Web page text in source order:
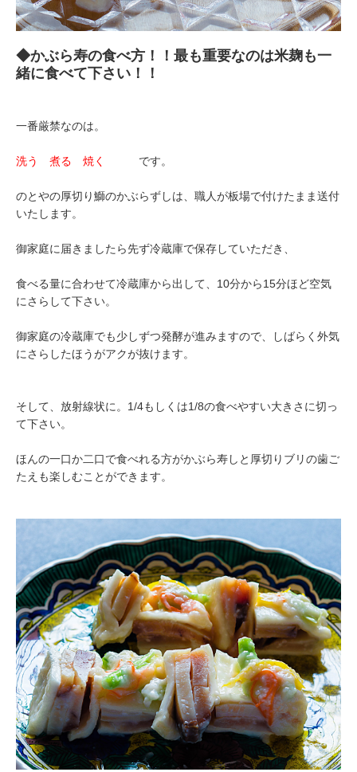
◆かぶら寿の食べ方！！最も重要なのは米麹も一
緒に食べて下さい！！
一番厳禁なのは。
洗う 煮る 焼く です。
のとやの厚切り鰤のかぶらずしは、職人が板場で付けたまま送付
いたします。
御家庭に届きましたら先ず冷蔵庫で保存していただき、
食べる量に合わせて冷蔵庫から出して、10分から15分ほど空気
にさらして下さい。
御家庭の冷蔵庫でも少しずつ発酵が進みますので、しばらく外気
にさらしたほうがアクが抜けます。
そして、放射線状に。1/4もしくは1/8の食べやすい大きさに切っ
て下さい。
ほんの一口か二口で食べれる方がかぶら寿しと厚切りブリの歯ご
たえも楽しむことができます。